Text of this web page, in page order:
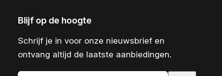
Blijf op de hoogte
Schrijf je in voor onze nieuwsbrief en
ontvang altijd de laatste aanbiedingen.